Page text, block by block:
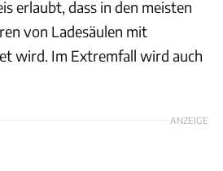
erlaubt, dass in den meisten
von Ladesäulen mit
wird. Im Extremfall wird auch
ANZEIGE